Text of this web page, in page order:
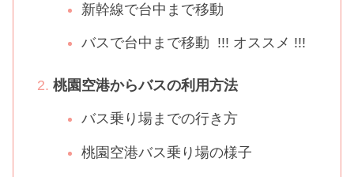
新幹線で台中まで移動
バスで台中まで移動 !!! オススメ !!!
桃園空港からバスの利用方法
バス乗り場までの行き方
桃園空港バス乗り場の様子